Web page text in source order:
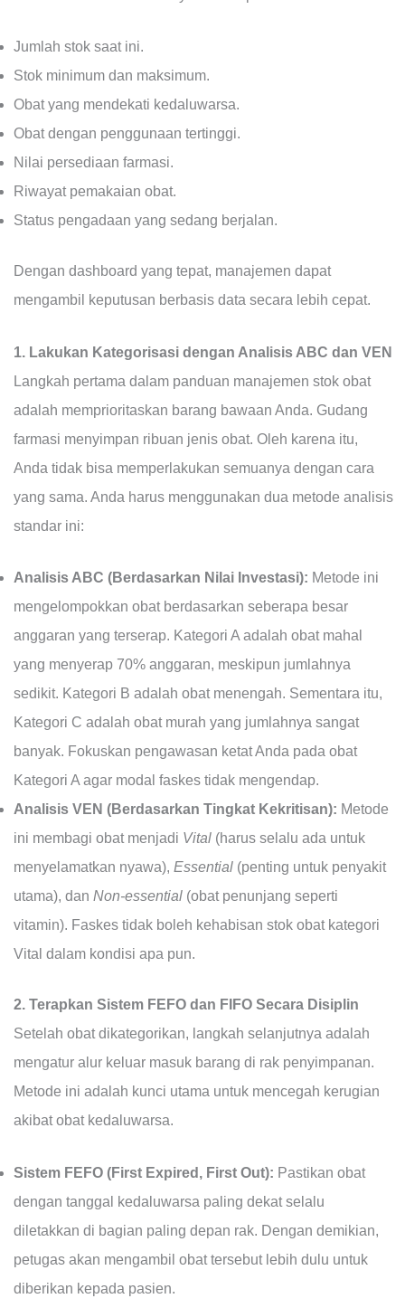
Jumlah stok saat ini.
Stok minimum dan maksimum.
Obat yang mendekati kedaluwarsa.
Obat dengan penggunaan tertinggi.
Nilai persediaan farmasi.
Riwayat pemakaian obat.
Status pengadaan yang sedang berjalan.
Dengan dashboard yang tepat, manajemen dapat
mengambil keputusan berbasis data secara lebih cepat.
1. Lakukan Kategorisasi dengan Analisis ABC dan VEN
Langkah pertama dalam panduan manajemen stok obat
adalah memprioritaskan barang bawaan Anda. Gudang
farmasi menyimpan ribuan jenis obat. Oleh karena itu,
Anda tidak bisa memperlakukan semuanya dengan cara
yang sama. Anda harus menggunakan dua metode analisis
standar ini:
Analisis ABC (Berdasarkan Nilai Investasi): Metode ini
mengelompokkan obat berdasarkan seberapa besar
anggaran yang terserap. Kategori A adalah obat mahal
yang menyerap 70% anggaran, meskipun jumlahnya
sedikit. Kategori B adalah obat menengah. Sementara itu,
Kategori C adalah obat murah yang jumlahnya sangat
banyak. Fokuskan pengawasan ketat Anda pada obat
Kategori A agar modal faskes tidak mengendap.
Analisis VEN (Berdasarkan Tingkat Kekritisan): Metode
ini membagi obat menjadi Vital(harus selalu ada untuk
menyelamatkan nyawa), Essential(penting untuk penyakit
utama), dan Non-essential(obat penunjang seperti
vitamin). Faskes tidak boleh kehabisan stok obat kategori
Vital dalam kondisi apa pun.
2. Terapkan Sistem FEFO dan FIFO Secara Disiplin
Setelah obat dikategorikan, langkah selanjutnya adalah
mengatur alur keluar masuk barang di rak penyimpanan.
Metode ini adalah kunci utama untuk mencegah kerugian
akibat obat kedaluwarsa.
Sistem FEFO (First Expired, First Out): Pastikan obat
dengan tanggal kedaluwarsa paling dekat selalu
diletakkan di bagian paling depan rak. Dengan demikian,
petugas akan mengambil obat tersebut lebih dulu untuk
diberikan kepada pasien.